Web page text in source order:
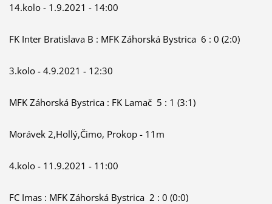
14.kolo - 1.9.2021 - 14:00
FK Inter Bratislava B : MFK Záhorská Bystrica 6 : 0 (2:0)
3.kolo - 4.9.2021 - 12:30
MFK Záhorská Bystrica : FK Lamač 5 : 1 (3:1)
Morávek 2,Hollý,Čimo, Prokop - 11m
4.kolo - 11.9.2021 - 11:00
FC Imas : MFK Záhorská Bystrica 2 : 0 (0:0)